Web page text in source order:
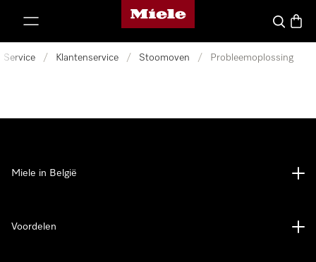
Miele homepage
Wat zoek
Service / Klantenservice / Stoomoven / Probleemoplossing
Miele in België
Voordelen